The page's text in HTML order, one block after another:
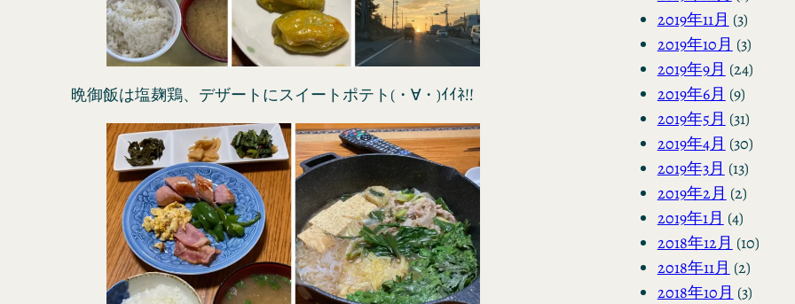
晩御飯は塩麹鶏、デザートにスイートポテト(・∀・)ｲｲﾈ!!
2019年11月 (3)
2019年10月 (3)
2019年9月 (24)
2019年6月 (9)
2019年5月 (31)
2019年4月 (30)
2019年3月 (13)
2019年2月 (2)
2019年1月 (4)
2018年12月 (10)
2018年11月 (2)
2018年10月 (3)